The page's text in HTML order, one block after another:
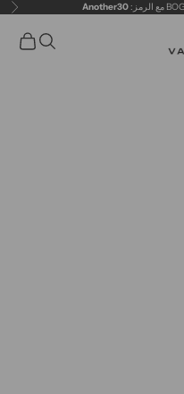
Another30
فتح البحث
عربة